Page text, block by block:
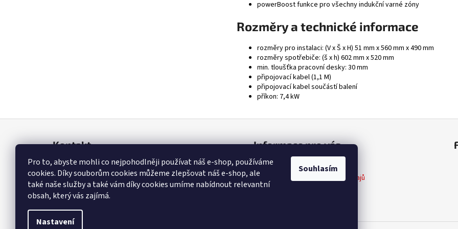
Pro to, abyste mohli co nejpohodlněji používat náš e-shop, používáme
cookies. Díky souborům cookies můžeme zlepšovat náš e-shop, ale
také naše služby a také vám díky cookies umíme nabídnout relevantní
obsah, který vás zajímá.
Nastavení
Souhlasím
powerBoost funkce pro všechny indukční varné zóny
Rozměry a technické informace
rozměry pro instalaci: (V x Š x H) 51 mm x 560 mm x 490 mm
rozměry spotřebiče: (š x h) 602 mm x 520 mm
min. tloušťka pracovní desky: 30 mm
připojovací kabel (1,1 M)
připojovací kabel součástí balení
příkon: 7,4 kW
Kontakt
info@elektrovlasek.cz
+420 608 482 203
Sledujte nás na Facebooku
Informace pro vás
Obchodní podmínky
Podmínky ochrany osobních údajů